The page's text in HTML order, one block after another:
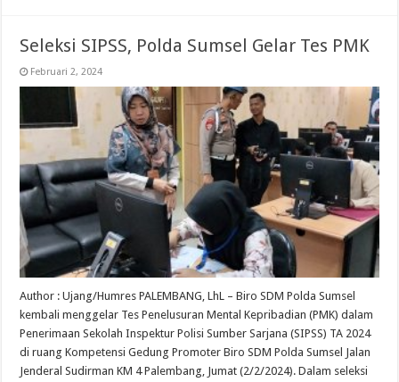
Seleksi SIPSS, Polda Sumsel Gelar Tes PMK
Februari 2, 2024
Author : Ujang/Humres PALEMBANG, LhL – Biro SDM Polda Sumsel
kembali menggelar Tes Penelusuran Mental Kepribadian (PMK) dalam
Penerimaan Sekolah Inspektur Polisi Sumber Sarjana (SIPSS) TA 2024
di ruang Kompetensi Gedung Promoter Biro SDM Polda Sumsel Jalan
Jenderal Sudirman KM 4 Palembang, Jumat (2/2/2024). Dalam seleksi